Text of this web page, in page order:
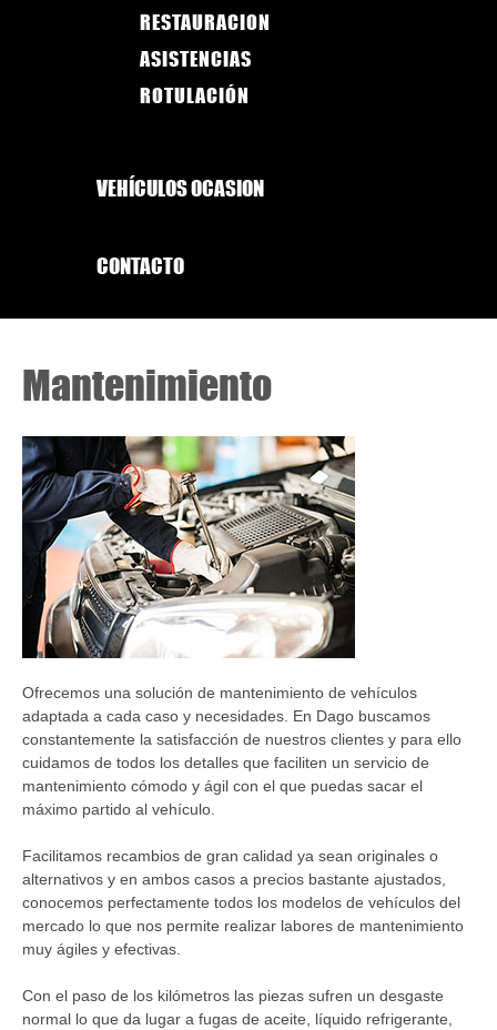
RESTAURACION
ASISTENCIAS
ROTULACIÓN
VEHÍCULOS OCASION
CONTACTO
Mantenimiento
Ofrecemos una solución de mantenimiento de vehículos
adaptada a cada caso y necesidades. En Dago buscamos
constantemente la satisfacción de nuestros clientes y para ello
cuidamos de todos los detalles que faciliten un servicio de
mantenimiento cómodo y ágil con el que puedas sacar el
máximo partido al vehículo.
Facilitamos recambios de gran calidad ya sean originales o
alternativos y en ambos casos a precios bastante ajustados,
conocemos perfectamente todos los modelos de vehículos del
mercado lo que nos permite realizar labores de mantenimiento
muy ágiles y efectivas.
Con el paso de los kilómetros las piezas sufren un desgaste
normal lo que da lugar a fugas de aceite, líquido refrigerante,